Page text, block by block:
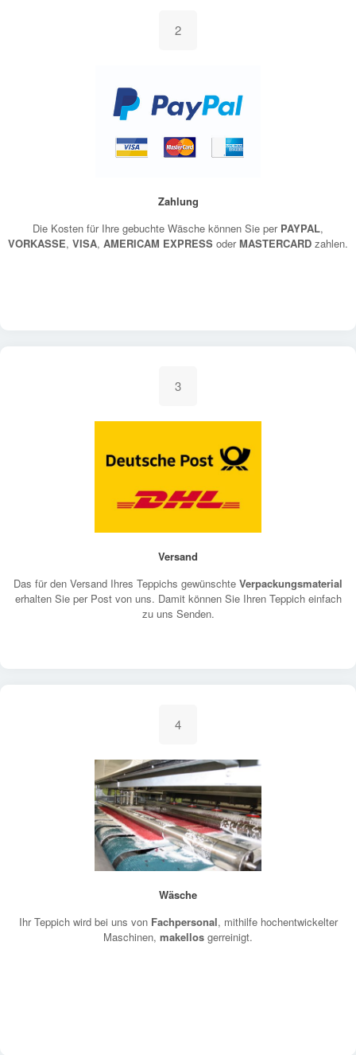
2
Zahlung
Die Kosten für Ihre gebuchte Wäsche können Sie per PAYPAL,
VORKASSE, VISA, AMERICAM EXPRESS oderMASTERCARD zahlen.
3
Versand
Das für den Versand Ihres Teppichs gewünschte Verpackungsmaterial
erhalten Sie per Post von uns. Damit können Sie Ihren Teppich einfach
zu uns Senden.
4
Wäsche
Ihr Teppich wird bei uns von Fachpersonal, mithilfe hochentwickelter
Maschinen, makellos gerreinigt.